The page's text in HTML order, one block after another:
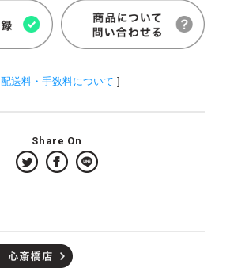
配送料・手数料について ]
Share On